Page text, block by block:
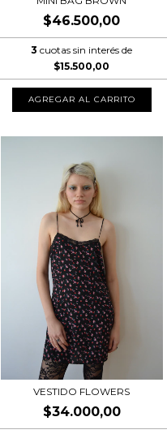
$46.500,00
3 cuotas sin interés de
$15.500,00
VESTIDO FLOWERS
$34.000,00